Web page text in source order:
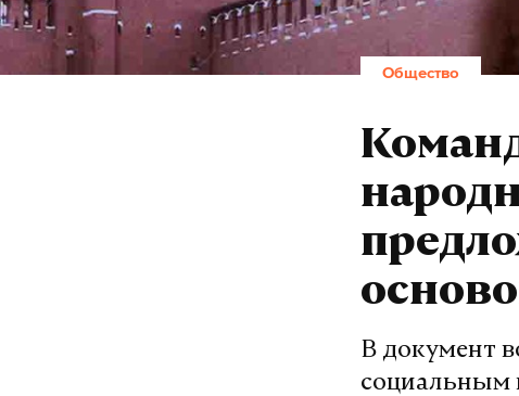
Общество
В документ
социальным